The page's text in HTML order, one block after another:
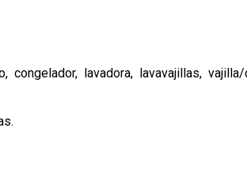
lavadora, lavavajillas, vajilla/